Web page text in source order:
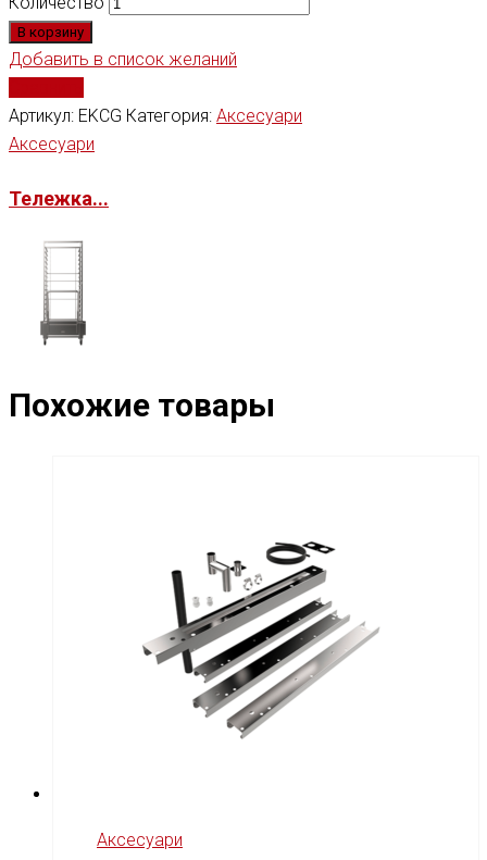
В корзину
Добавить в список желаний
Артикул: EKCG Категория: Аксесуари
Аксесуари
Тележка...
Похожие товары
Аксесуари